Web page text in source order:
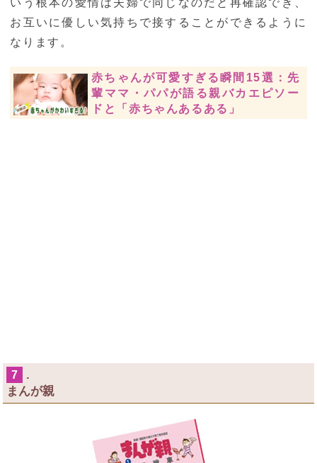
いう根本の愛情は夫婦で同じなのだと再確認でき、
お互いに優しい気持ちで接することができるように
なります。
赤ちゃんが可愛すぎる瞬間15選：先
輩ママ・パパが語る親バカエピソー
ドと「赤ちゃんあるある」
7
.
まんが親